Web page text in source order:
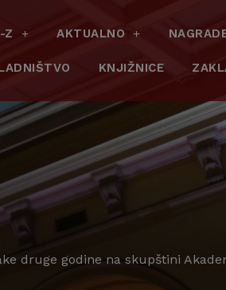
Z AKTUALNO
KNJIŽNICE
druge godine na skupštini